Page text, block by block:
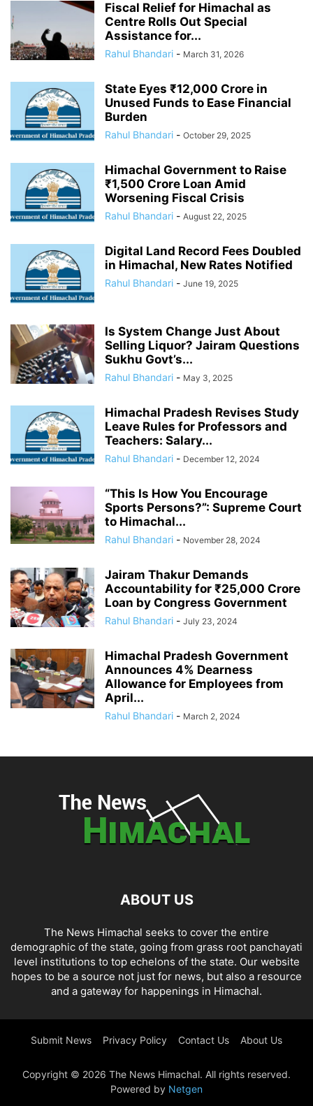
Fiscal Relief for Himachal as
Centre Rolls Out Special
Assistance for...
Rahul Bhandari - March 31, 2026
State Eyes ₹12,000 Crore in
Unused Funds to Ease Financial
Burden
Rahul Bhandari - October 29, 2025
Himachal Government to Raise
₹1,500 Crore Loan Amid
Worsening Fiscal Crisis
Rahul Bhandari - August 22, 2025
Digital Land Record Fees Doubled
in Himachal, New Rates Notified
Rahul Bhandari - June 19, 2025
Is System Change Just About
Selling Liquor? Jairam Questions
Sukhu Govt’s...
Rahul Bhandari - May 3, 2025
Himachal Pradesh Revises Study
Leave Rules for Professors and
Teachers: Salary...
Rahul Bhandari - December 12, 2024
“This Is How You Encourage
Sports Persons?”: Supreme Court
to Himachal...
Rahul Bhandari - November 28, 2024
Jairam Thakur Demands
Accountability for ₹25,000 Crore
Loan by Congress Government
Rahul Bhandari - July 23, 2024
Himachal Pradesh Government
Announces 4% Dearness
Allowance for Employees from
April...
Rahul Bhandari - March 2, 2024
ABOUT US
The News Himachal seeks to cover the entire
demographic of the state, going from grass root panchayati
level institutions to top echelons of the state. Our website
hopes to be a source not just for news, but also a resource
and a gateway for happenings in Himachal.
Submit News Privacy Policy Contact Us About Us
Copyright © 2026 The News Himachal. All rights reserved.
Powered by Netgen